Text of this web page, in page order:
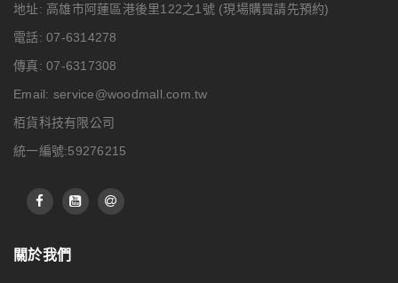
地址: 高雄市阿蓮區港後里122之1號 (現場購買請先預約)
電話: 07-6314278
傳真: 07-6317308
Email: service@woodmall.com.tw
栢貨科技有限公司
統一編號:59276215
關於我們